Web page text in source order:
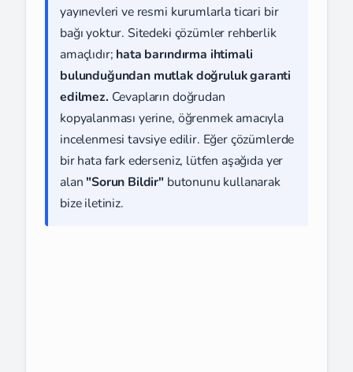
yayınevleri ve resmi kurumlarla ticari bir
bağı yoktur. Sitedeki çözümler rehberlik
amaçlıdır; hata barındırma ihtimali
bulunduğundan mutlak doğruluk garanti
edilmez. Cevapların doğrudan
kopyalanması yerine, öğrenmek amacıyla
incelenmesi tavsiye edilir. Eğer çözümlerde
bir hata fark ederseniz, lütfen aşağıda yer
alan "Sorun Bildir" butonunu kullanarak
bize iletiniz.